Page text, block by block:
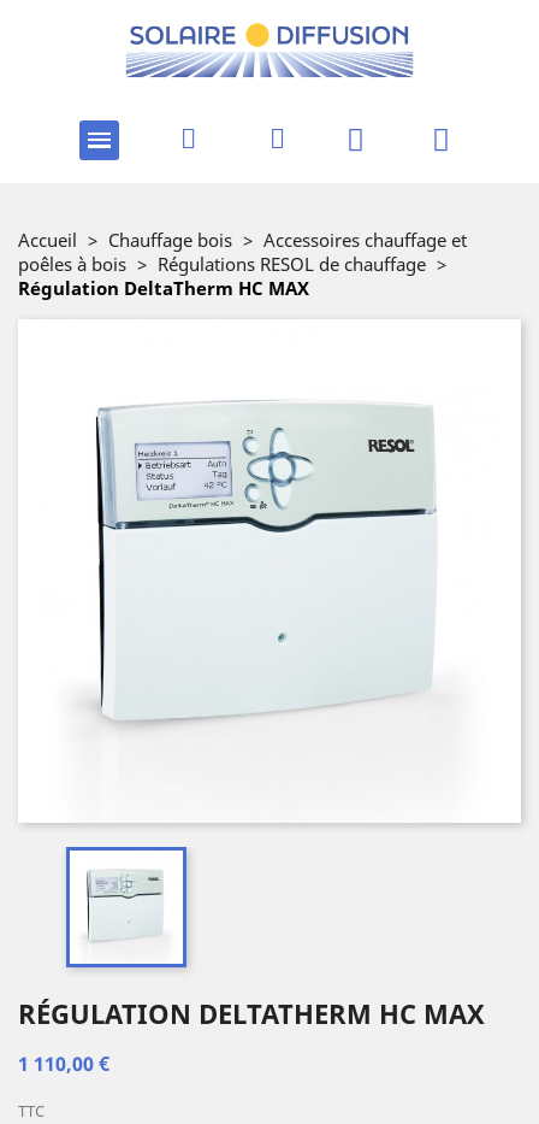
Accueil > Chauffage bois > Accessoires chauffage et
poêles à bois > Régulations RESOL de chauffage >
Régulation DeltaTherm HC MAX
RÉGULATION DELTATHERM HC MAX
1 110,00 €
TTC